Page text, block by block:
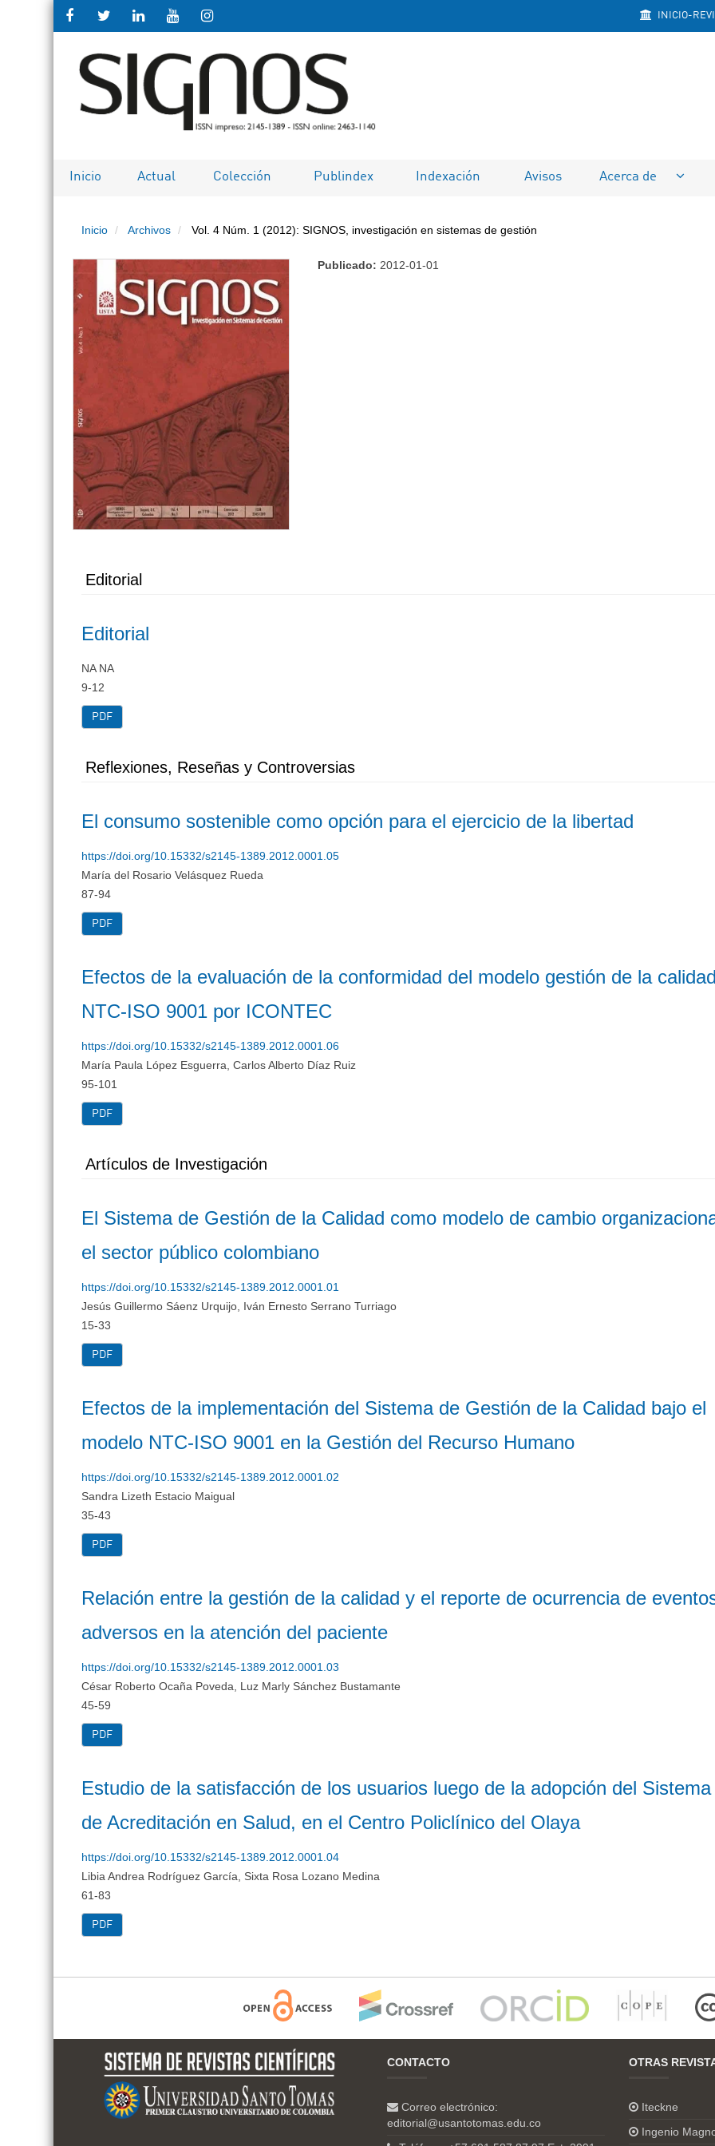
Salto
rápido
de
página
Navegación
principal
Contenido
principal
Barra
INICIO-
Inicio Actual Colección Publindex Indexación Avisos Acerca de
Inicio Archivos Vol. 4 Núm. 1 (2012): SIGNOS, investigación en sistemas de gestión
Publicado: 2012-01-01
Editorial
Editorial
NA NA
9-12
PDF
Reflexiones, Reseñas y Controversias
El consumo sostenible como opción para el ejercicio de la libertad
https://doi.org/10.15332/s2145-1389.2012.0001.05
María del Rosario Velásquez Rueda
87-94
PDF
Efectos de la evaluación de la conformidad del modelo gestión de la calidad
NTC-ISO 9001 por ICONTEC
https://doi.org/10.15332/s2145-1389.2012.0001.06
María Paula López Esguerra, Carlos Alberto Díaz Ruiz
95-101
PDF
Artículos de Investigación
El Sistema de Gestión de la Calidad como modelo de cambio
el sector público colombiano
https://doi.org/10.15332/s2145-1389.2012.0001.01
Jesús Guillermo Sáenz Urquijo, Iván Ernesto Serrano Turriago
15-33
PDF
Efectos de la implementación del Sistema de Gestión de la Calidad bajo el
modelo NTC-ISO 9001 en la Gestión del Recurso Humano
https://doi.org/10.15332/s2145-1389.2012.0001.02
Sandra Lizeth Estacio Maigual
35-43
PDF
Relación entre la gestión de la calidad y el reporte de ocurrencia de
adversos en la atención del paciente
https://doi.org/10.15332/s2145-1389.2012.0001.03
César Roberto Ocaña Poveda, Luz Marly Sánchez Bustamante
45-59
PDF
Estudio de la satisfacción de los usuarios luego de la adopción del
de Acreditación en Salud, en el Centro Policlínico del Olaya
https://doi.org/10.15332/s2145-1389.2012.0001.04
Libia Andrea Rodríguez García, Sixta Rosa Lozano Medina
61-83
PDF
CONTACTO
Correo electrónico:
editorial@usantotomas.edu.co
OTRAS
Iteckne
Ingenio